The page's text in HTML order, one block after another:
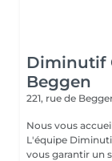
Diminutif
Beggen
221, rue de
Nous vous
L'équipe
vous garantir un